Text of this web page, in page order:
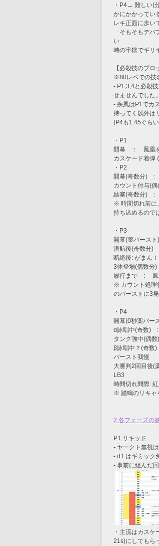
・P4→ 難しい(
かにかかってい
レキ正面に歩い
そもそもデバ
い
時の牢獄でギリ
【必殺技のプロ
※80レベでの技
- P1,3,4と必殺
せませんでした。
- 疾風はP1でカ
持ってく以外は
(P4も1:45ぐら
・P1
開幕　：　鳳凰
カスケード着弾
・P2
開幕(奇数分)　:
カウント付与(
結審(奇数分)　:
※ 時間切れ前に
持ち込めるので
・P3
開幕(薬バース
潜航後(奇数分)
断絶後: がまん！
3体登場(偶数分)
履行まで　:　
※ カウント処理
のバーストに3
・P4
開幕(0秒薬バー
α詠唱中(奇数)　
タンク強中(偶
β詠唱中？(奇数)
バースト我慢
大審判2回目後(
LB3
時間切れ間際:
※ 踏鳴のリキャ
2.各フェーズの
P1 リキッド
- ヤークト無視
- d1 はギミック
- 事前に組んだ
・主流はカス
21s)にしてもら